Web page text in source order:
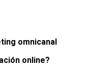
omnicanal
online?